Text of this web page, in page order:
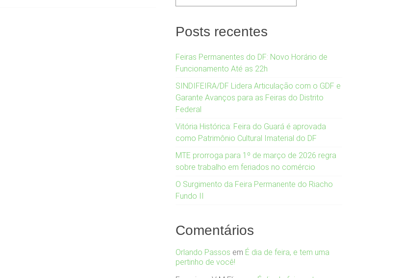
Posts recentes
Feiras Permanentes do DF: Novo Horário de
Funcionamento Até as 22h
SINDIFEIRA/DF Lidera Articulação com o GDF e
Garante Avanços para as Feiras do Distrito
Federal
Vitória Histórica: Feira do Guará é aprovada
como Patrimônio Cultural Imaterial do DF
MTE prorroga para 1º de março de 2026 regra
sobre trabalho em feriados no comércio
O Surgimento da Feira Permanente do Riacho
Fundo II
Comentários
Orlando Passos em É dia de feira, e tem uma
pertinho de você!